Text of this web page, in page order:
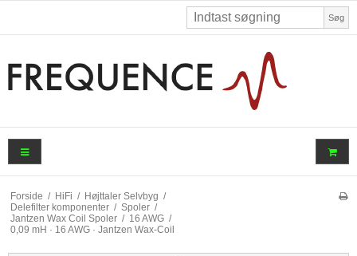
Søg
Forside / HiFi / Højttaler Selvbyg /
Delefilter komponenter / Spoler /
Jantzen Wax Coil Spoler / 16 AWG /
0,09 mH · 16 AWG · Jantzen Wax-Coil